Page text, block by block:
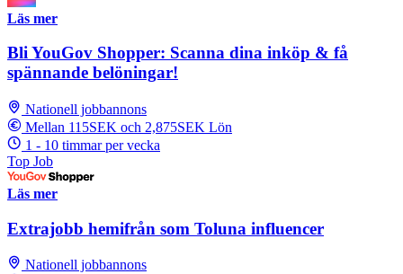
Läs mer
Bli YouGov Shopper: Scanna dina inköp & få
spännande belöningar!
Nationell jobbannons
Mellan 115SEK och 2,875SEK Lön
1 - 10 timmar per vecka
Top Job
Läs mer
Extrajobb hemifrån som Toluna influencer
Nationell jobbannons